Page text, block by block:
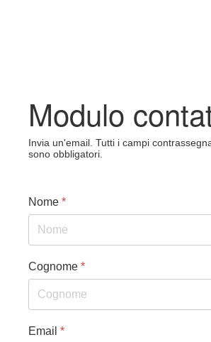
Modulo
Invia un'email. Tutti i campi
sono obbligatori.
Nome *
Cognome *
Email *